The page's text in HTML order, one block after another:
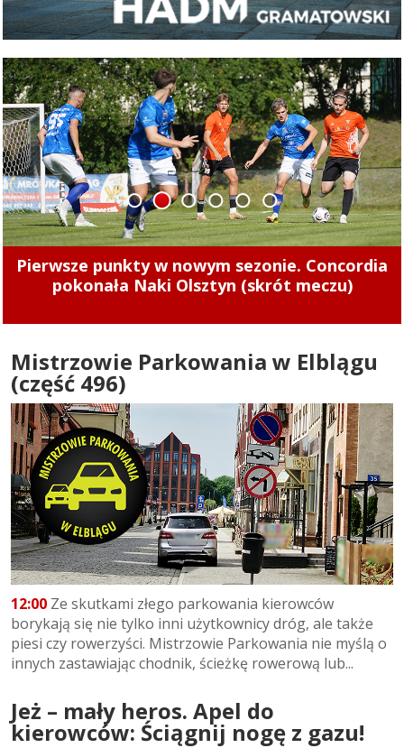
Tak zarabiają szefowie miejskich spółek.
Zajrzeliśmy do ich oświadczeń majątkowych
1 2 3 4 5 6
Mistrzowie Parkowania w Elblągu
(część 496)
12:00 Ze skutkami złego parkowania kierowców
borykają się nie tylko inni użytkownicy dróg, ale także
piesi czy rowerzyści. Mistrzowie Parkowania nie myślą o
innych zastawiając chodnik, ścieżkę rowerową lub...
Jeż – mały heros. Apel do
kierowców: Ściągnij nogę z gazu!